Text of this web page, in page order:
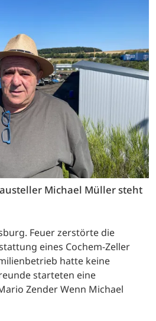
Michael Müller steht
Feuer zerstörte die
eines Cochem-Zeller
hatte keine
starteten eine
Zender Wenn Michael